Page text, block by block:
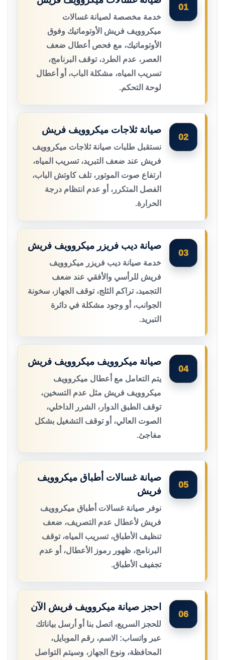
01
خدمة مخصصة لصيانة غسالات
ميكروويف فريش الأوتوماتيك وفوق
الأوتوماتيك، مع فحص أعطال ضعف
العصر، عدم الطرد، توقف البرنامج،
تسريب المياه، مشكلة الباب، أو أعطال
لوحة التحكم.
02
صيانة ثلاجات ميكروويف فريش
نستقبل طلبات صيانة ثلاجات ميكروويف
فريش عند ضعف التبريد، تسريب المياه،
ارتفاع صوت الموتور، تلف كاوتش الباب،
الفصل المتكرر، أو عدم انتظام درجة
الحرارة.
03
صيانة ديب فريزر ميكروويف فريش
خدمة صيانة ديب فريزر ميكروويف
فريش للرأسي والأفقي عند ضعف
التجميد، تراكم الثلج، توقف الجهاز، سخونة
الجوانب، أو وجود مشكلة في دائرة
التبريد.
04
صيانة ميكروويف ميكروويف فريش
يتم التعامل مع أعطال ميكروويف
ميكروويف فريش مثل عدم التسخين،
توقف الطبق الدوار، الشرر الداخلي،
الصوت العالي، أو توقف التشغيل بشكل
مفاجئ.
05
صيانة غسالات أطباق ميكروويف
فريش
نوفر صيانة غسالات أطباق ميكروويف
فريش لأعطال عدم التصريف، ضعف
تنظيف الأطباق، تسريب المياه، توقف
البرنامج، ظهور رموز الأعطال، أو عدم
تجفيف الأطباق.
06
احجز صيانة ميكروويف فريش الآن
للحجز السريع، اتصل بنا أو أرسل بياناتك
عبر واتساب: الاسم، رقم الموبايل،
المحافظة، ونوع الجهاز، وسيتم التواصل